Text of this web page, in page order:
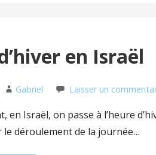
en Israël
Gabriel Laisser un
en Israël, on passe à l’heure
le déroulement de la journée…